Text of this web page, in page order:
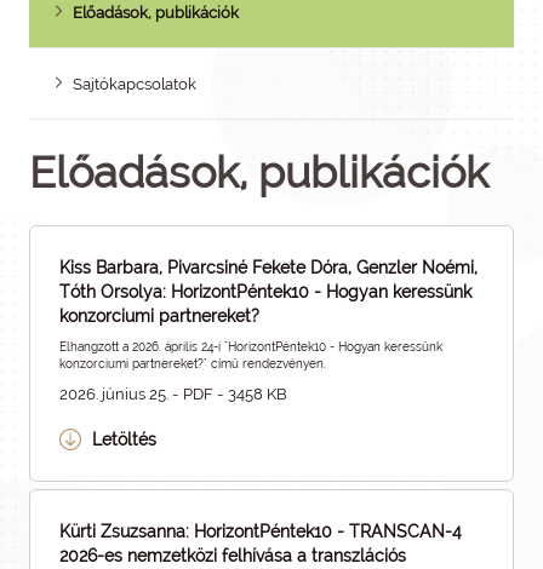
Előadások, publikációk
Sajtókapcsolatok
Előadások, publikációk
Kiss Barbara, Pivarcsiné Fekete Dóra, Genzler Noémi,
Tóth Orsolya: HorizontPéntek10 - Hogyan keressünk
konzorciumi partnereket?
Elhangzott a 2026. április 24-i "HorizontPéntek10 - Hogyan keressünk
konzorciumi partnereket?" című rendezvényen.
2026. június 25. - PDF - 3458 KB
Letöltés
Kürti Zsuzsanna: HorizontPéntek10 - TRANSCAN-4
2026-es nemzetközi felhívása a transzlációs